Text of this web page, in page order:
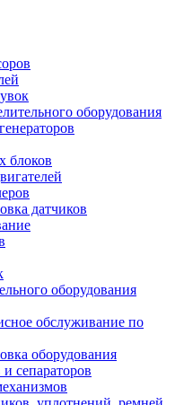
оборудования
блоков
датчиков
оборудования
обслуживание по
оборудования
сепараторов